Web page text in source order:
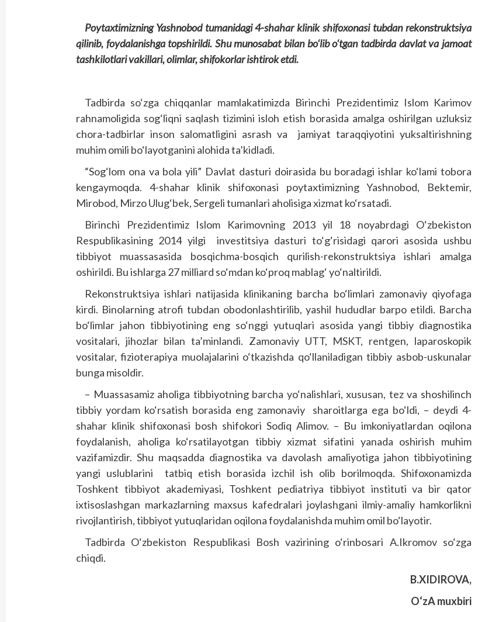
Poytaxtimizning Yashnobod tumanidagi 4-shahar klinik shifoxonasi tubdan rekonstruktsiya
qilinib, foydalanishga topshirildi. Shu munosabat bilan bo‘lib o‘tgan tadbirda davlat va jamoat
tashkilotlari vakillari, olimlar, shifokorlar ishtirok etdi.
Tadbirda so‘zga chiqqanlar mamlakatimizda Birinchi Prezidentimiz Islom Karimov
rahnamoligida sog‘liqni saqlash tizimini isloh etish borasida amalga oshirilgan uzluksiz
chora-tadbirlar inson salomatligini asrash va jamiyat taraqqiyotini yuksaltirishning
muhim omili bo‘layotganini alohida ta’kidladi.
“Sog‘lom ona va bola yili” Davlat dasturi doirasida bu boradagi ishlar ko‘lami tobora
kengaymoqda. 4-shahar klinik shifoxonasi poytaxtimizning Yashnobod, Bektemir,
Mirobod, Mirzo Ulug‘bek, Sergeli tumanlari aholisiga xizmat ko‘rsatadi.
Birinchi Prezidentimiz Islom Karimovning 2013 yil 18 noyabrdagi O‘zbekiston
Respublikasining 2014 yilgi investitsiya dasturi to‘g‘risidagi qarori asosida ushbu
tibbiyot muassasasida bosqichma-bosqich qurilish-rekonstruktsiya ishlari amalga
oshirildi. Bu ishlarga 27 milliard so‘mdan ko‘proq mablag‘ yo‘naltirildi.
Rekonstruktsiya ishlari natijasida klinikaning barcha bo‘limlari zamonaviy qiyofaga
kirdi. Binolarning atrofi tubdan obodonlashtirilib, yashil hududlar barpo etildi. Barcha
bo‘limlar jahon tibbiyotining eng so‘nggi yutuqlari asosida yangi tibbiy diagnostika
vositalari, jihozlar bilan ta’minlandi. Zamonaviy UTT, MSKT, rentgen, laparoskopik
vositalar, fizioterapiya muolajalarini o‘tkazishda qo‘llaniladigan tibbiy asbob-uskunalar
bunga misoldir.
– Muassasamiz aholiga tibbiyotning barcha yo‘nalishlari, xususan, tez va shoshilinch
tibbiy yordam ko‘rsatish borasida eng zamonaviy sharoitlarga ega bo‘ldi, – deydi 4-
shahar klinik shifoxonasi bosh shifokori Sodiq Alimov. – Bu imkoniyatlardan oqilona
foydalanish, aholiga ko‘rsatilayotgan tibbiy xizmat sifatini yanada oshirish muhim
vazifamizdir. Shu maqsadda diagnostika va davolash amaliyotiga jahon tibbiyotining
yangi uslublarini tatbiq etish borasida izchil ish olib borilmoqda. Shifoxonamizda
Toshkent tibbiyot akademiyasi, Toshkent pediatriya tibbiyot instituti va bir qator
ixtisoslashgan markazlarning maxsus kafedralari joylashgani ilmiy-amaliy hamkorlikni
rivojlantirish, tibbiyot yutuqlaridan oqilona foydalanishda muhim omil bo‘layotir.
Tadbirda O‘zbekiston Respublikasi Bosh vazirining o‘rinbosari A.Ikromov so‘zga
chiqdi.
B.XIDIROVA,
O‘zA muxbiri